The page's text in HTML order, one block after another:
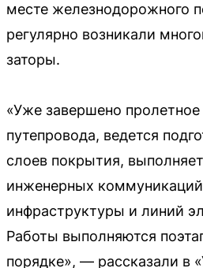
месте железнодорожного
регулярно возникали
заторы.
«Уже завершено пролетное
путепровода, ведется
слоев покрытия,
инженерных
инфраструктуры и линий
Работы выполняются
порядке», — рассказали в